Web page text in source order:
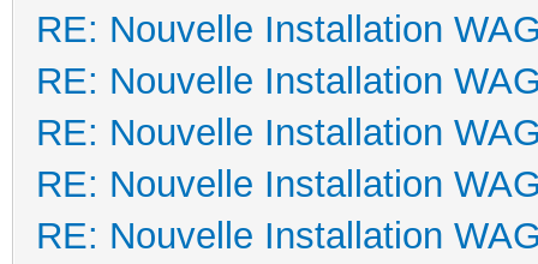
RE: Nouvelle Installation
RE: Nouvelle Installation
RE: Nouvelle Installation
RE: Nouvelle Installation
RE: Nouvelle Installation